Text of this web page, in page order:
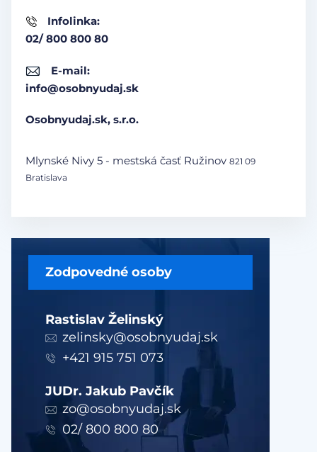
Zodpovedné osoby
Rastislav Želinský
zelinsky@osobnyudaj.sk
+421 915 751 073
JUDr. Jakub Pavčík
zo@osobnyudaj.sk
02/ 800 800 80
Infolinka:
02/ 800 800 80
E-mail:
info@osobnyudaj.sk
Osobnyudaj.sk, s.r.o.
Mlynské Nivy 5 - mestská časť Ružinov 821 09
Bratislava